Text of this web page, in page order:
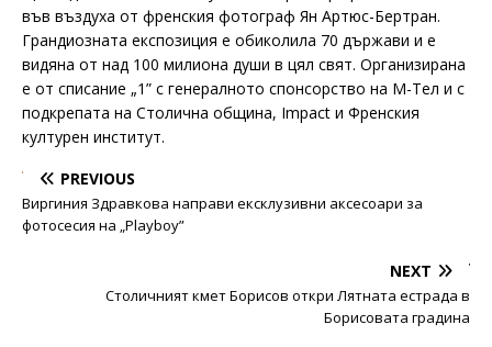
във въздуха от френския фотограф Ян Артюс-Бертран.
Грандиозната експозиция е обиколила 70 държави и е
видяна от над 100 милиона души в цял свят. Организирана
е от списание „1” с генералното спонсорство на М-Тел и с
подкрепата на Столична община, Impact и Френския
културен институт.
PREVIOUS
Виргиния Здравкова направи ексклузивни аксесоари за
фотосесия на „Playboy”
NEXT
Столичният кмет Борисов откри Лятната естрада в
Борисовата градина